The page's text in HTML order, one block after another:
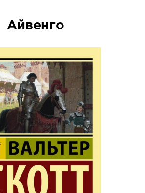
Айвенго